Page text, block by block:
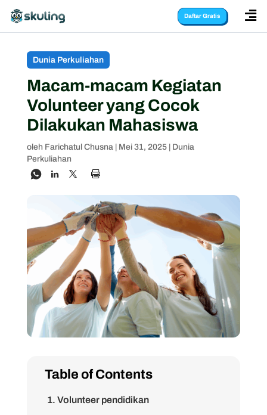
Daftar Gratis 
Dunia Perkuliahan
Macam-macam Kegiatan
Volunteer yang Cocok
Dilakukan Mahasiswa
oleh Farichatul Chusna| Mei 31, 2025| Dunia
Perkuliahan
Table of Contents
1. Volunteer pendidikan